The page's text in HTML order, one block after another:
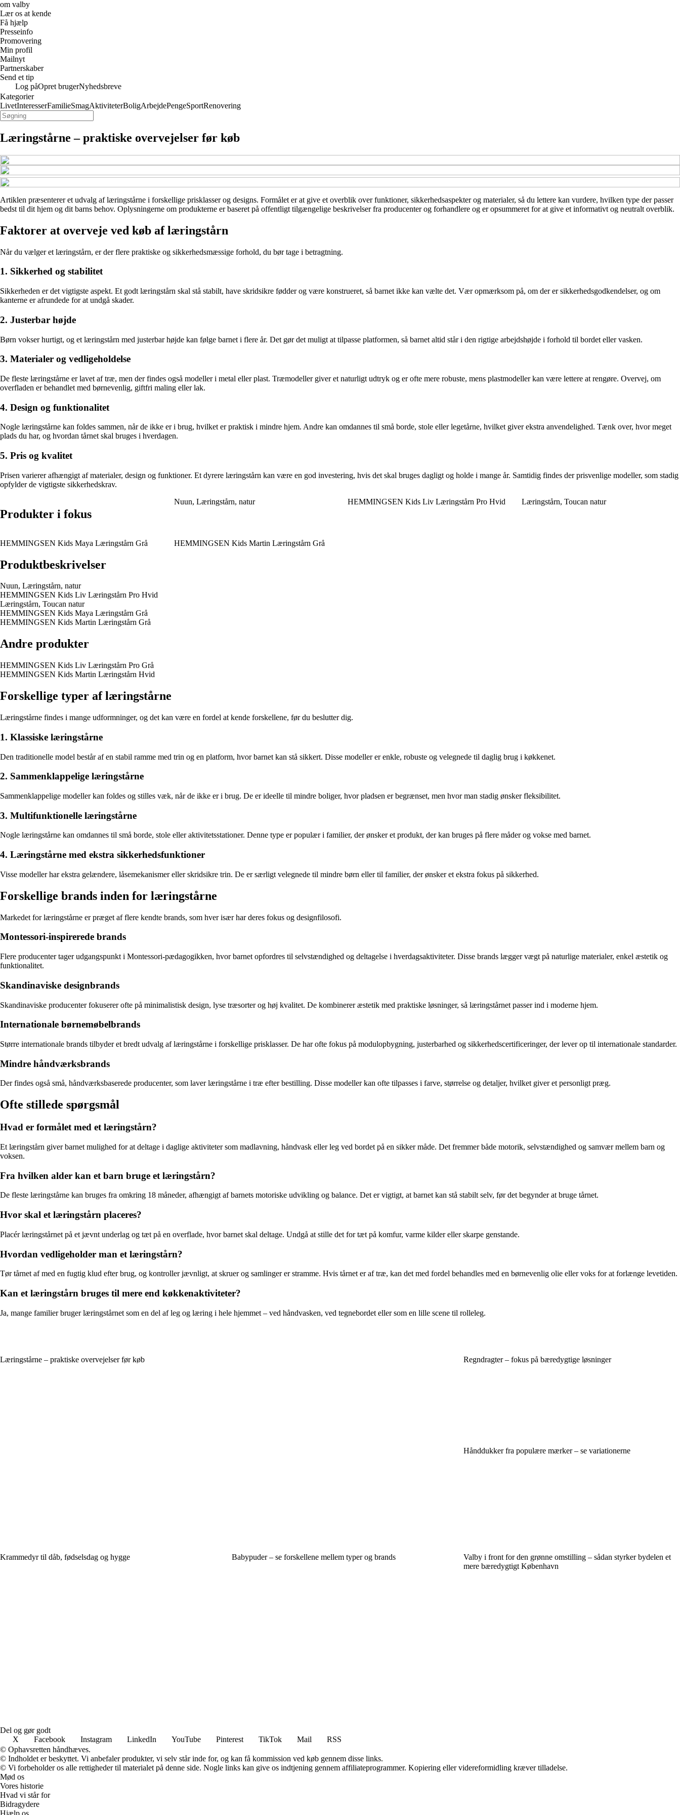
om valby
Lær os at kende
Få hjælp
Presseinfo
Promovering
Min profil
Mailnyt
Partnerskaber
Send et tip
Log påOpret brugerNyhedsbreve
Kategorier
LivetInteresserFamilieSmagAktiviteterBoligArbejdePengeSportRenovering
Læringstårne – praktiske overvejelser før køb
Artiklen præsenterer et udvalg af læringstårne i forskellige prisklasser og designs. Formålet er at give et overblik over funktioner, sikkerhedsaspekter og materialer, så du lettere kan vurdere, hvilken type der passer
bedst til dit hjem og dit barns behov. Oplysningerne om produkterne er baseret på offentligt tilgængelige beskrivelser fra producenter og forhandlere og er opsummeret for at give et informativt og neutralt overblik.
Faktorer at overveje ved køb af læringstårn
Når du vælger et læringstårn, er der flere praktiske og sikkerhedsmæssige forhold, du bør tage i betragtning.
1. Sikkerhed og stabilitet
Sikkerheden er det vigtigste aspekt. Et godt læringstårn skal stå stabilt, have skridsikre fødder og være konstrueret, så barnet ikke kan vælte det. Vær opmærksom på, om der er sikkerhedsgodkendelser, og om
kanterne er afrundede for at undgå skader.
2. Justerbar højde
Børn vokser hurtigt, og et læringstårn med justerbar højde kan følge barnet i flere år. Det gør det muligt at tilpasse platformen, så barnet altid står i den rigtige arbejdshøjde i forhold til bordet eller vasken.
3. Materialer og vedligeholdelse
De fleste læringstårne er lavet af træ, men der findes også modeller i metal eller plast. Træmodeller giver et naturligt udtryk og er ofte mere robuste, mens plastmodeller kan være lettere at rengøre. Overvej, om
overfladen er behandlet med børnevenlig, giftfri maling eller lak.
4. Design og funktionalitet
Nogle læringstårne kan foldes sammen, når de ikke er i brug, hvilket er praktisk i mindre hjem. Andre kan omdannes til små borde, stole eller legetårne, hvilket giver ekstra anvendelighed. Tænk over, hvor meget
plads du har, og hvordan tårnet skal bruges i hverdagen.
5. Pris og kvalitet
Prisen varierer afhængigt af materialer, design og funktioner. Et dyrere læringstårn kan være en god investering, hvis det skal bruges dagligt og holde i mange år. Samtidig findes der prisvenlige modeller, som stadig
opfylder de vigtigste sikkerhedskrav.
Produkter i fokus
Nuun, Læringstårn, natur HEMMINGSEN Kids Liv Læringstårn Pro Hvid Læringstårn, Toucan natur
HEMMINGSEN Kids Maya Læringstårn Grå HEMMINGSEN Kids Martin Læringstårn Grå
Produktbeskrivelser
Nuun, Læringstårn, natur
HEMMINGSEN Kids Liv Læringstårn Pro Hvid
Læringstårn, Toucan natur
HEMMINGSEN Kids Maya Læringstårn Grå
HEMMINGSEN Kids Martin Læringstårn Grå
Andre produkter
HEMMINGSEN Kids Liv Læringstårn Pro Grå
HEMMINGSEN Kids Martin Læringstårn Hvid
Forskellige typer af læringstårne
Læringstårne findes i mange udformninger, og det kan være en fordel at kende forskellene, før du beslutter dig.
1. Klassiske læringstårne
Den traditionelle model består af en stabil ramme med trin og en platform, hvor barnet kan stå sikkert. Disse modeller er enkle, robuste og velegnede til daglig brug i køkkenet.
2. Sammenklappelige læringstårne
Sammenklappelige modeller kan foldes og stilles væk, når de ikke er i brug. De er ideelle til mindre boliger, hvor pladsen er begrænset, men hvor man stadig ønsker fleksibilitet.
3. Multifunktionelle læringstårne
Nogle læringstårne kan omdannes til små borde, stole eller aktivitetsstationer. Denne type er populær i familier, der ønsker et produkt, der kan bruges på flere måder og vokse med barnet.
4. Læringstårne med ekstra sikkerhedsfunktioner
Visse modeller har ekstra gelændere, låsemekanismer eller skridsikre trin. De er særligt velegnede til mindre børn eller til familier, der ønsker et ekstra fokus på sikkerhed.
Forskellige brands inden for læringstårne
Markedet for læringstårne er præget af flere kendte brands, som hver især har deres fokus og designfilosofi.
Montessori-inspirerede brands
Flere producenter tager udgangspunkt i Montessori-pædagogikken, hvor barnet opfordres til selvstændighed og deltagelse i hverdagsaktiviteter. Disse brands lægger vægt på naturlige materialer, enkel æstetik og
funktionalitet.
Skandinaviske designbrands
Skandinaviske producenter fokuserer ofte på minimalistisk design, lyse træsorter og høj kvalitet. De kombinerer æstetik med praktiske løsninger, så læringstårnet passer ind i moderne hjem.
Internationale børnemøbelbrands
Større internationale brands tilbyder et bredt udvalg af læringstårne i forskellige prisklasser. De har ofte fokus på modulopbygning, justerbarhed og sikkerhedscertificeringer, der lever op til internationale standarder.
Mindre håndværksbrands
Der findes også små, håndværksbaserede producenter, som laver læringstårne i træ efter bestilling. Disse modeller kan ofte tilpasses i farve, størrelse og detaljer, hvilket giver et personligt præg.
Ofte stillede spørgsmål
Hvad er formålet med et læringstårn?
Et læringstårn giver barnet mulighed for at deltage i daglige aktiviteter som madlavning, håndvask eller leg ved bordet på en sikker måde. Det fremmer både motorik, selvstændighed og samvær mellem barn og
voksen.
Fra hvilken alder kan et barn bruge et læringstårn?
De fleste læringstårne kan bruges fra omkring 18 måneder, afhængigt af barnets motoriske udvikling og balance. Det er vigtigt, at barnet kan stå stabilt selv, før det begynder at bruge tårnet.
Hvor skal et læringstårn placeres?
Placér læringstårnet på et jævnt underlag og tæt på en overflade, hvor barnet skal deltage. Undgå at stille det for tæt på komfur, varme kilder eller skarpe genstande.
Hvordan vedligeholder man et læringstårn?
Tør tårnet af med en fugtig klud efter brug, og kontroller jævnligt, at skruer og samlinger er stramme. Hvis tårnet er af træ, kan det med fordel behandles med en børnevenlig olie eller voks for at forlænge levetiden.
Kan et læringstårn bruges til mere end køkkenaktiviteter?
Ja, mange familier bruger læringstårnet som en del af leg og læring i hele hjemmet – ved håndvasken, ved tegnebordet eller som en lille scene til rolleleg.
Læringstårne – praktiske overvejelser før køb Regndragter – fokus på bæredygtige løsninger
Hånddukker fra populære mærker – se variationerne
Krammedyr til dåb, fødselsdag og hygge Babypuder – se forskellene mellem typer og brands
Valby i front for den grønne omstilling – sådan styrker bydelen et
mere bæredygtigt København
Del og gør godt
X
Facebook Instagram LinkedIn YouTube Pinterest TikTok Mail
RSS
© Ophavsretten håndhæves.
© Indholdet er beskyttet. Vi anbefaler produkter, vi selv står inde for, og kan få kommission ved køb gennem disse links.
© Vi forbeholder os alle rettigheder til materialet på denne side. Nogle links kan give os indtjening gennem affiliateprogrammer. Kopiering eller videreformidling kræver tilladelse.
Mød os
Vores historie
Hvad vi står for
Bidragydere
Hjælp os